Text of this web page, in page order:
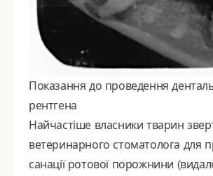
Показання до проведення
рентгена
Найчастіше власники тварин
ветеринарного стоматолога для
санації ротової порожнини